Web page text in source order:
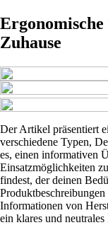
Zuhause
Der Artikel präsentiert
verschiedene Typen,
es, einen informativen
Einsatzmöglichkeiten
findest, der deinen
Informationen von
ein klares und